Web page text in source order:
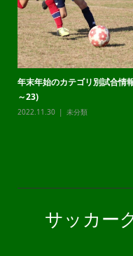
年末年始のカテゴリ別試合情
～23)
2022.11.30 未分類
サッカー